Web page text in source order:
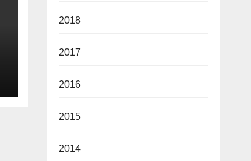
2018
2017
2016
2015
2014